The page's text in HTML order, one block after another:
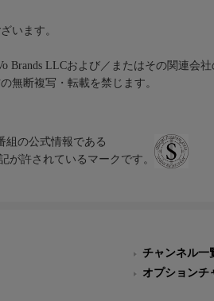
います。
LLCおよび／またはその関連会
無断複写・転載を禁じます。
組の公式情報である
が許されているマークです。
チャンネル一
オプションチ